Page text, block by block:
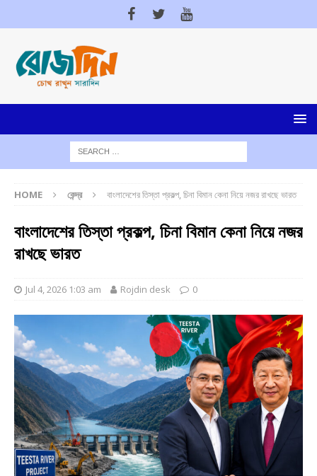
HOME কেন্দ্র বাংলাদেশের তিস্তা প্রকল্প, চিনা বিমান কেনা নিয়ে নজর রাখছে ভারত
বাংলাদেশের তিস্তা প্রকল্প, চিনা বিমান কেনা নিয়ে নজর
রাখছে ভারত
Jul 4, 2026 1:03 am Rojdin desk 0